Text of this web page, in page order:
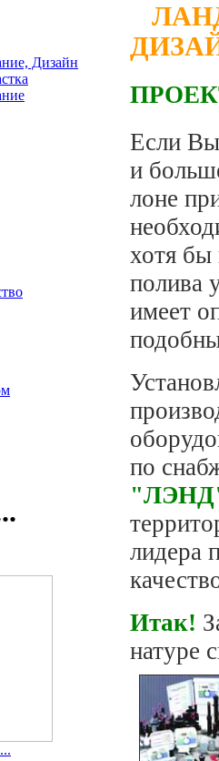
Дизайн
...
Если Вы
и
лоне
хотя бы
полива
имеет
по
лидера
Итак!
натуре